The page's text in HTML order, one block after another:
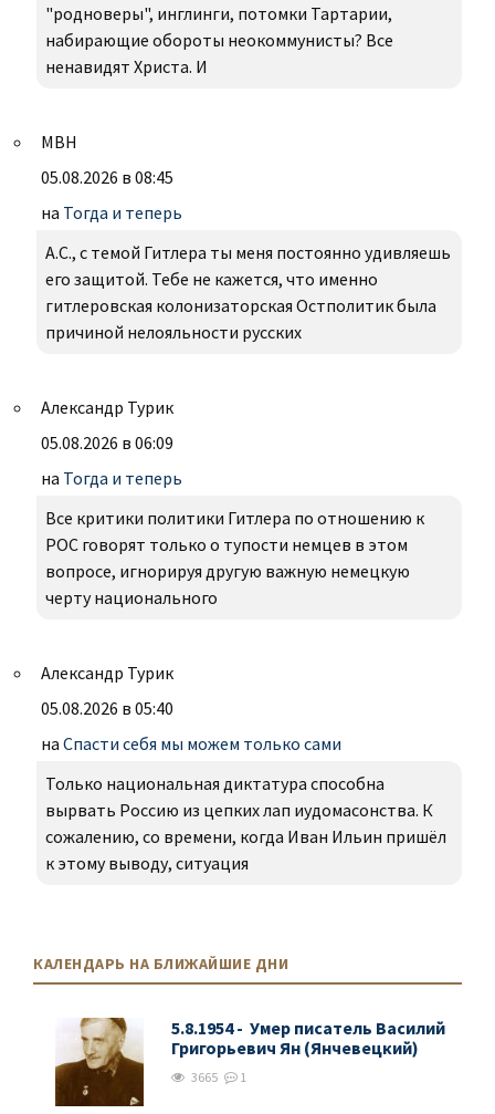
"родноверы", инглинги, потомки Тартарии,
набирающие обороты неокоммунисты? Все
ненавидят Христа. И
МВН
05.08.2026 в 08:45
на Тогда и теперь
А.С., с темой Гитлера ты меня постоянно удивляешь
его защитой. Тебе не кажется, что именно
гитлеровская колонизаторская Остполитик была
причиной нелояльности русских
Александр Турик
05.08.2026 в 06:09
на Тогда и теперь
Все критики политики Гитлера по отношению к
РОС говорят только о тупости немцев в этом
вопросе, игнорируя другую важную немецкую
черту национального
Александр Турик
05.08.2026 в 05:40
на Спасти себя мы можем только сами
Только национальная диктатура способна
вырвать Россию из цепких лап иудомасонства. К
сожалению, со времени, когда Иван Ильин пришёл
к этому выводу, ситуация
КАЛЕНДАРЬ НА БЛИЖАЙШИЕ ДНИ
5.8.1954 - Умер писатель Василий
Григорьевич Ян (Янчевецкий)
3665 1